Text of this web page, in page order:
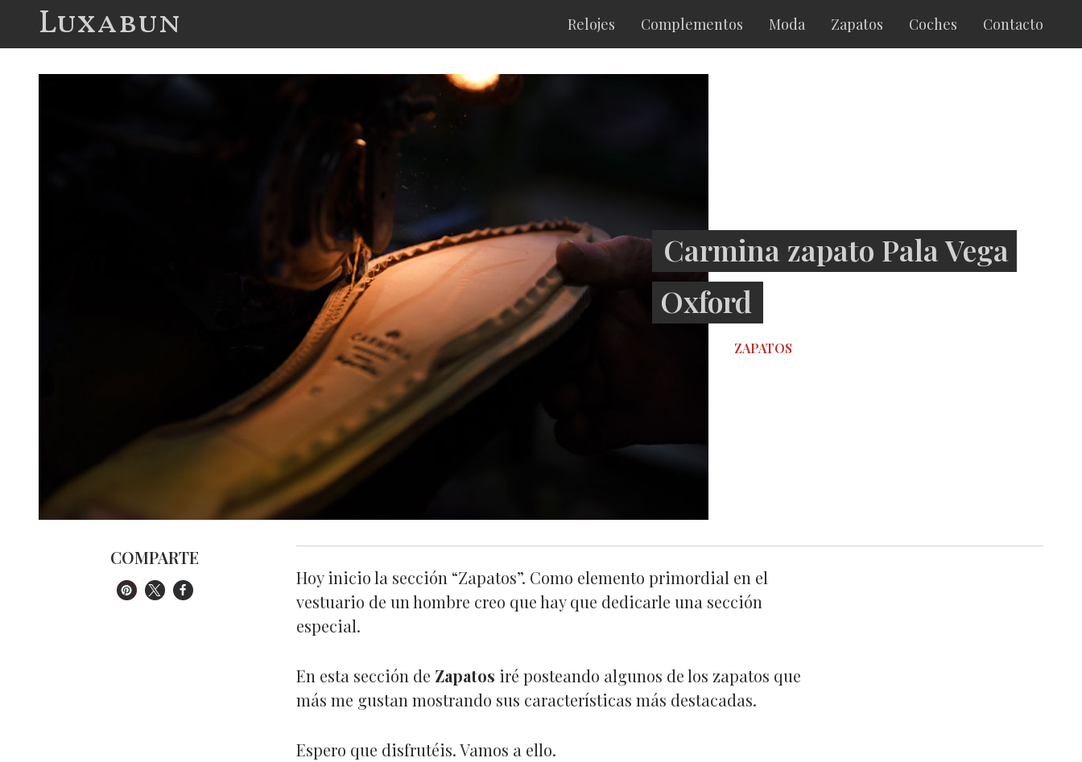
Luxabun Relojes Complementos Moda Zapatos Coches Contacto
Carmina zapato Pala Vega
Oxford
ZAPATOS
COMPARTE
Hoy inicio la sección “Zapatos”. Como elemento primordial en el
vestuario de un hombre creo que hay que dedicarle una sección
especial.
En esta sección de Zapatos iré posteando algunos de los zapatos que
más me gustan mostrando sus características más destacadas.
Espero que disfrutéis. Vamos a ello.